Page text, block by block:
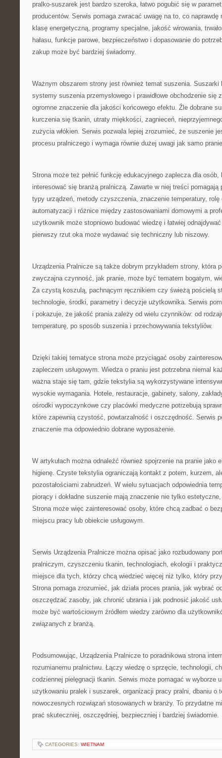
pralko-suszarek jest bardzo szeroka, łatwo pogubić się w
producentów. Serwis pomaga zwracać uwagę na to, co
klasę energetyczną, programy specjalne, jakość wirowania,
hałasu, funkcje parowe, bezpieczeństwo i dopasowanie do
zakup może być bardziej świadomy.
Ważnym obszarem strony jest również temat suszenia. Suszarki
systemy suszenia przemysłowego i prawidłowe obchodzenie
ogromne znaczenie dla jakości końcowego efektu. Źle dobrane
kurczenia się tkanin, utraty miękkości, zagnieceń,
zużycia włókien. Serwis pozwala lepiej zrozumieć, że suszenie
procesu pralniczego i wymaga równie dużej uwagi jak samo
Strona może też pełnić funkcję edukacyjnego zaplecza dla
interesować się branżą pralniczą. Zawarte w niej treści pomagają
typy urządzeń, metody czyszczenia, znaczenie temperatury, rolę
automatyzacji i różnice między zastosowaniami domowymi a
użytkownik może stopniowo budować wiedzę i łatwiej
pierwszy rzut oka może wydawać się techniczny lub niszowy.
Urządzenia Pralnicze są także dobrym przykładem strony, która
zwyczajna czynność, jak pranie, może być tematem bogatym,
Za czystą koszulą, pachnącym ręcznikiem czy świeżą pościelą
technologie, środki, parametry i decyzje użytkownika. Serwis
i pokazuje, że jakość prania zależy od wielu czynników: od
temperaturę, po sposób suszenia i przechowywania tekstyliów.
Dzięki takiej tematyce strona może przyciągać osoby
zapleczem usługowym. Wiedza o praniu jest potrzebna niemal
ważna staje się tam, gdzie tekstylia są wykorzystywane
wysokie wymagania. Hotele, restauracje, gabinety, salony,
ośrodki wypoczynkowe czy placówki medyczne potrzebują
które zapewnią czystość, powtarzalność i oszczędność. Serwis
znaczenie ma odpowiednio dobrane wyposażenie.
W artykułach można odnaleźć również spojrzenie na pranie jako
higienę. Czyste tekstylia ograniczają kontakt z potem, kurzem,
pozostałościami zabrudzeń. W wielu sytuacjach odpowiednia
piorący i dokładne suszenie mają znaczenie nie tylko
Strona może więc zainteresować osoby, które chcą zadbać o
miejscu pracy lub obiekcie usługowym.
Serwis Urządzenia Pralnicze można opisać jako rozbudowany
pralniczym, czyszczeniu tkanin, technologiach, ekologii i
miejsce dla tych, którzy chcą wiedzieć więcej niż tylko, który
Strona pomaga zrozumieć, jak działa proces prania, jak wybrać
oszczędzać zasoby, jak chronić ubrania i jak podnosić jakość
może być wartościowym źródłem wiedzy zarówno dla
związanych z branżą.
Podsumowując, Urządzenia Pralnicze to poradnikowa strona
rozumianemu pralnictwu. Łączy wiedzę o sprzęcie, technologii,
codziennej pielęgnacji tkanin. Serwis może pomagać w wyborze
użytkowaniu pralek i suszarek, organizacji pracy pralni, dbaniu o
nowoczesnych rozwiązań stosowanych w branży. To przydatne
prać skuteczniej, oszczędniej, bezpieczniej i bardziej świadomie.
CATEGORIES: WIETNAM